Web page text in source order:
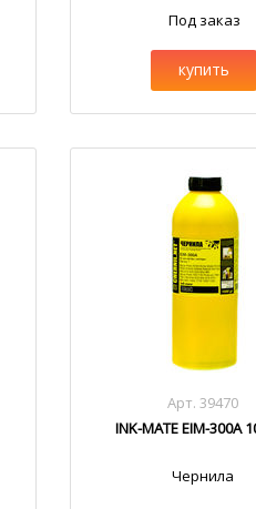
Под заказ
купить
Арт. 39470
INK-MATE EIM-300A
Чернила